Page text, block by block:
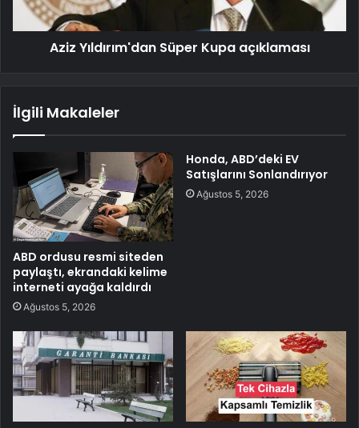
Aziz Yıldırım'dan Süper Kupa açıklaması
İlgili Makaleler
ABD ordusu resmi siteden
paylaştı, ekrandaki kelime
interneti ayağa kaldırdı
Ağustos 5, 2026
Honda, ABD’deki EV
Satışlarını Sonlandırıyor
Ağustos 5, 2026